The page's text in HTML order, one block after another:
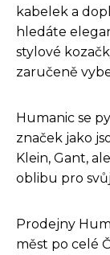
kabelek a
hledáte
stylové
zaručeně
Humanic se
značek jako
Klein, Gant,
oblibu pro
Prodejny
měst po celé